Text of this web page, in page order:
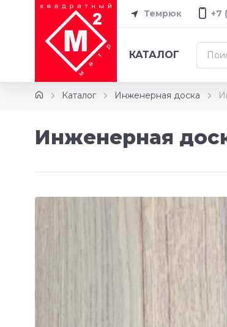
Темрюк +7
КАТАЛОГ
Каталог Инженерная доска
Инженерная